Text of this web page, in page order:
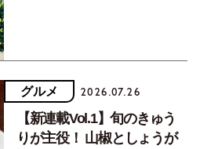
グルメ 2026.07.26
【新連載Vol.1】旬のきゅう
りが主役！ 山椒としょうが